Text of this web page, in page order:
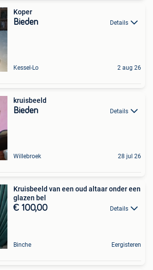
Koper
Bieden Details
Kessel-Lo 2 aug 26
kruisbeeld
Bieden Details
Willebroek 28 jul 26
Kruisbeeld van een oud altaar onder een
glazen bel
€ 100,00 Details
Binche Eergisteren